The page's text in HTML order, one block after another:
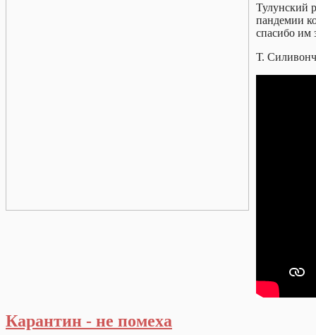
Тулунский
пандемии
спасибо им
Т.
Карантин - не помеха